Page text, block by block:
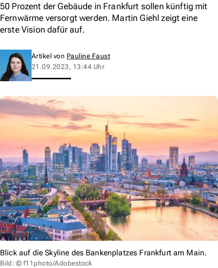
50 Prozent der Gebäude in Frankfurt sollen künftig mit
Fernwärme versorgt werden. Martin Giehl zeigt eine
erste Vision dafür auf.
Artikel von Pauline Faust
21.09.2023, 13:44 Uhr
Blick auf die Skyline des Bankenplatzes Frankfurt am Main.
Bild: © f11photo/Adobestock